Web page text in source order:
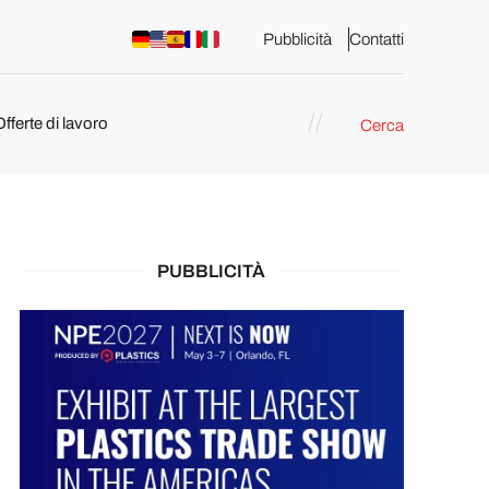
Pubblicità Contatti
di lavoro Cerca
PUBBLICITÀ